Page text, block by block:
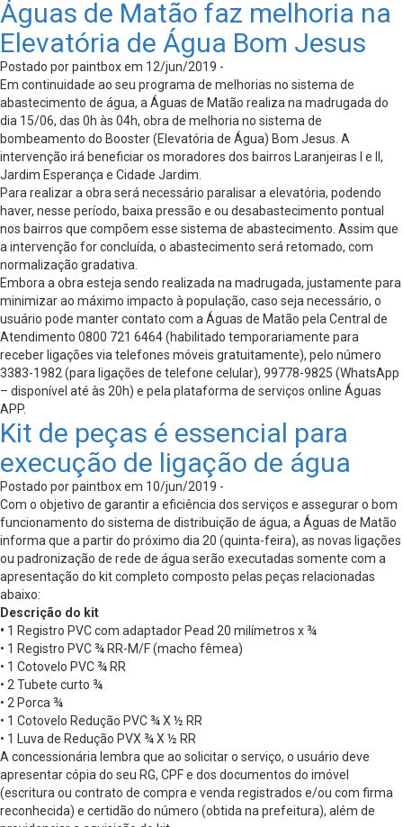
Águas de Matão faz melhoria na
Elevatória de Água Bom Jesus
Postado por paintbox em 12/jun/2019 -
Em continuidade ao seu programa de melhorias no sistema de
abastecimento de água, a Águas de Matão realiza na madrugada do
dia 15/06, das 0h às 04h, obra de melhoria no sistema de
bombeamento do Booster (Elevatória de Água) Bom Jesus. A
intervenção irá beneficiar os moradores dos bairros Laranjeiras I e II,
Jardim Esperança e Cidade Jardim.
Para realizar a obra será necessário paralisar a elevatória, podendo
haver, nesse período, baixa pressão e ou desabastecimento pontual
nos bairros que compõem esse sistema de abastecimento. Assim que
a intervenção for concluída, o abastecimento será retomado, com
normalização gradativa.
Embora a obra esteja sendo realizada na madrugada, justamente para
minimizar ao máximo impacto à população, caso seja necessário, o
usuário pode manter contato com a Águas de Matão pela Central de
Atendimento 0800 721 6464 (habilitado temporariamente para
receber ligações via telefones móveis gratuitamente), pelo número
3383-1982 (para ligações de telefone celular), 99778-9825 (WhatsApp
– disponível até às 20h) e pela plataforma de serviços online Águas
APP.
Kit de peças é essencial para
execução de ligação de água
Postado por paintbox em 10/jun/2019 -
Com o objetivo de garantir a eficiência dos serviços e assegurar o bom
funcionamento do sistema de distribuição de água, a Águas de Matão
informa que a partir do próximo dia 20 (quinta-feira), as novas ligações
ou padronização de rede de água serão executadas somente com a
apresentação do kit completo composto pelas peças relacionadas
abaixo:
Descrição do kit
• 1 Registro PVC com adaptador Pead 20 milímetros x ¾
• 1 Registro PVC ¾ RR-M/F (macho fêmea)
• 1 Cotovelo PVC ¾ RR
• 2 Tubete curto ¾
• 2 Porca ¾
• 1 Cotovelo Redução PVC ¾ X ½ RR
• 1 Luva de Redução PVX ¾ X ½ RR
A concessionária lembra que ao solicitar o serviço, o usuário deve
apresentar cópia do seu RG, CPF e dos documentos do imóvel
(escritura ou contrato de compra e venda registrados e/ou com firma
reconhecida) e certidão do número (obtida na prefeitura), além de